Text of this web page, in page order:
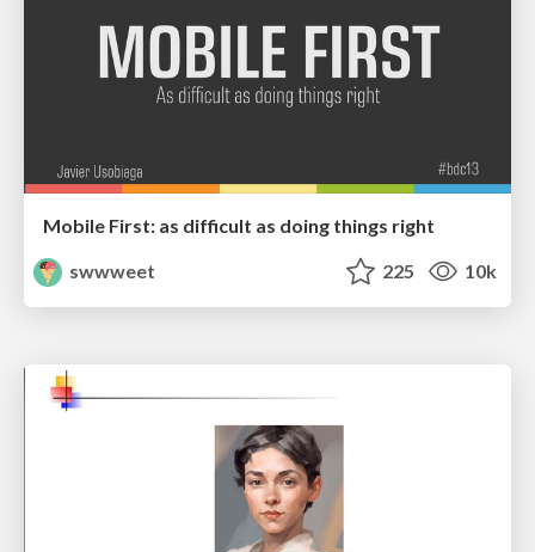
Mobile First: as difficult as doing things right
swwweet
225 10k